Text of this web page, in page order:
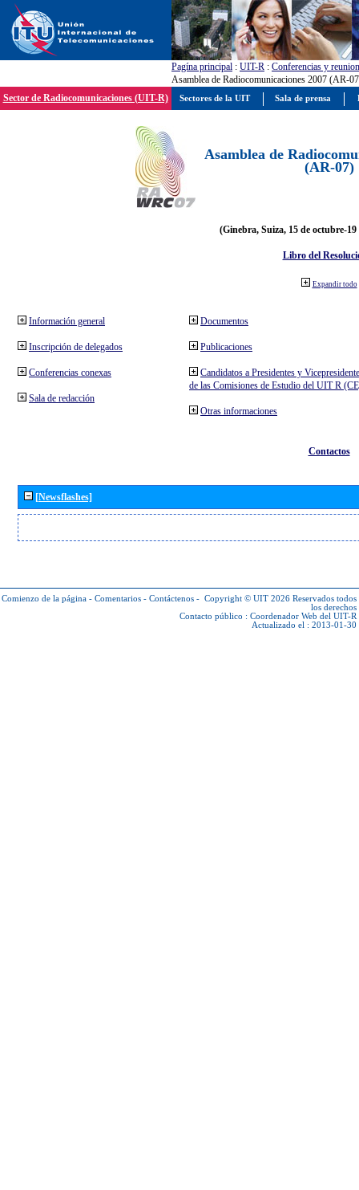
Pagína principal : UIT-R : Conferencias y
Asamblea de Radiocomunicaciones 2007 (AR-
Sector de Radiocomunicaciones (UIT-R)
Asamblea de
(AR-07)
(Ginebra, Suiza, 15 de octubre-19
Libro del
Expandir todo
Información general
Inscripción de delegados
Conferencias conexas
Sala de redacción
Documentos
Publicaciones
Candidatos a Presidentes y
de las Comisiones de Estudio del UIT R
Otras informaciones
Contactos
[Newsflashes]
Comienzo de la página - Comentarios - Contáctenos - Copyright © UIT 2026 Reservados todos
los derechos
Contacto público : Coordenador Web del UIT-R
Actualizado el : 2013-01-30
Sectores de la UIT Sala de prensa